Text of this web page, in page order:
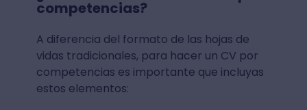
competencias?
A diferencia del formato de las hojas de
vidas tradicionales, para hacer un CV por
competencias es importante que incluyas
estos elementos: